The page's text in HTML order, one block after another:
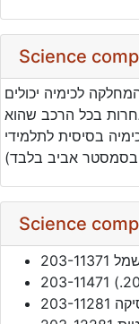
Science
לכימיה יכולים
בכל הרכב שהוא
בסיסית לתלמידי
Science